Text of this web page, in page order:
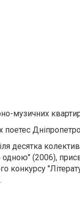
музичних
десятка
одною" (2006),
конкурсу